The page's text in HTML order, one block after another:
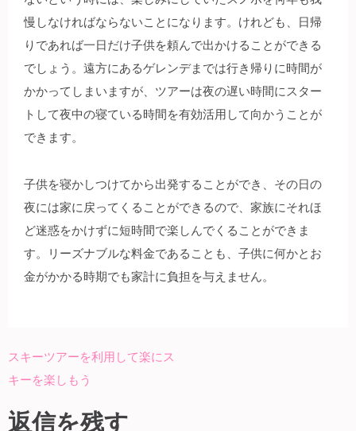
慢しなければならないことになります。けれども、日帰
りであれば一日だけ子供を頼んで出かけることができる
でしょう。遠方にあるゲレンデまでは行き帰りに時間が
かかってしまいますが、ツアーは夜の遅い時間にスター
トして夜中の寝ている時間を有効活用して向かうことが
できます。
子供を寝かしつけてから出発することができ、その日の
夜には家に戻ってくることができるので、家族にそれほ
ど迷惑をかけずに短時間で楽しんでくることができま
す。リーズナブルな料金であることも、子供に何かとお
金がかかる時期でも家計に負担を与えません。
投
ナ
スキーツアーを利用して楽にス
キーを楽しもう
返信を残す